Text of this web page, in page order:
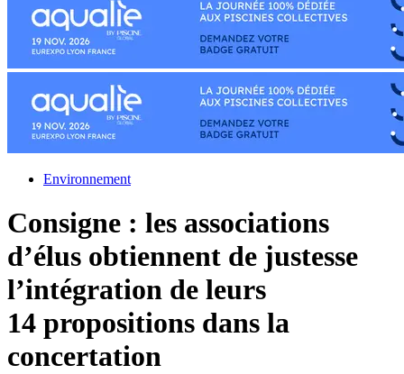
Environnement
Consigne : les associations
d’élus obtiennent de justesse
l’intégration de leurs
14 propositions dans la
concertation